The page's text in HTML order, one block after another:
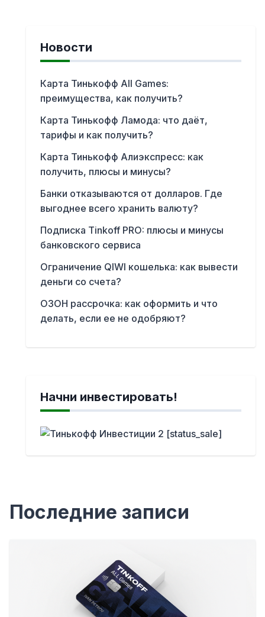
Новости
Карта Тинькофф All Games:
преимущества, как получить?
Карта Тинькофф Ламода: что даёт,
тарифы и как получить?
Карта Тинькофф Алиэкспресс: как
получить, плюсы и минусы?
Банки отказываются от долларов. Где
выгоднее всего хранить валюту?
Подписка Tinkoff PRO: плюсы и минусы
банковского сервиса
Ограничение QIWI кошелька: как вывести
деньги со счета?
ОЗОН рассрочка: как оформить и что
делать, если ее не одобряют?
Начни инвестировать!
Последние записи